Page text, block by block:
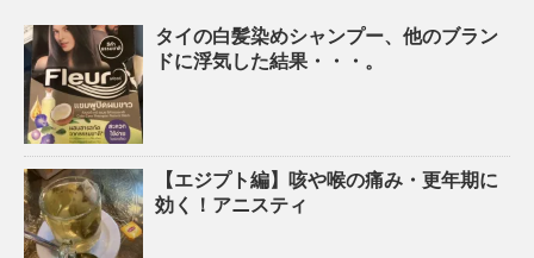
タイの白髪染めシャンプー、他のブラン
ドに浮気した結果・・・。
【エジプト編】咳や喉の痛み・更年期に
効く！アニスティ